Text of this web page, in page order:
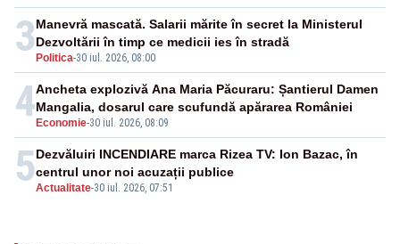
3 Politica-30 iul. 2026, 08:00
Manevră mascată. Salarii mărite în secret la Ministerul
Dezvoltării în timp ce medicii ies în stradă
4 Economie-30 iul. 2026, 08:09
Ancheta explozivă Ana Maria Păcuraru: Șantierul Damen
Mangalia, dosarul care scufundă apărarea României
5Actualitate-30 iul. 2026, 07:51
Dezvăluiri INCENDIARE marca Rizea TV: Ion Bazac, în
centrul unor noi acuzații publice